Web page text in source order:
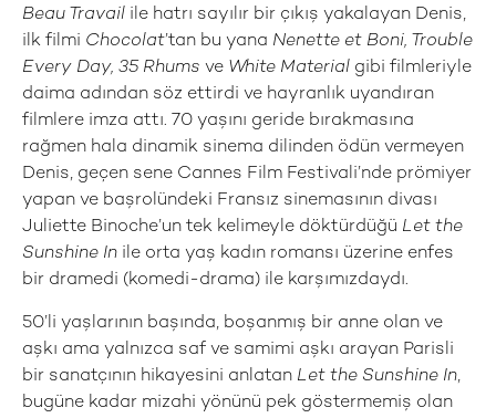
Beau Travail ile hatrı sayılır bir çıkış yakalayan Denis,
ilk filmi Chocolat’tan bu yana Nenette et Boni, Trouble
Every Day, 35 Rhums ve White Material gibi filmleriyle
daima adından söz ettirdi ve hayranlık uyandıran
filmlere imza attı. 70 yaşını geride bırakmasına
rağmen hala dinamik sinema dilinden ödün vermeyen
Denis, geçen sene Cannes Film Festivali’nde prömiyer
yapan ve başrolündeki Fransız sinemasının divası
Juliette Binoche’un tek kelimeyle döktürdüğü Let the
Sunshine In ile orta yaş kadın romansı üzerine enfes
bir dramedi (komedi-drama) ile karşımızdaydı.
50’li yaşlarının başında, boşanmış bir anne olan ve
aşkı ama yalnızca saf ve samimi aşkı arayan Parisli
bir sanatçının hikayesini anlatan Let the Sunshine In,
bugüne kadar mizahi yönünü pek göstermemiş olan